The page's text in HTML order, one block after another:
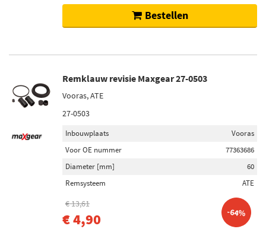
Bestellen
Remklauw revisie Maxgear 27-0503
Vooras, ATE
27-0503
Inbouwplaats
Vooras
Voor OE nummer
77363686
Diameter [mm]
60
Remsysteem
ATE
€ 13,61
€ 4,90 -64%